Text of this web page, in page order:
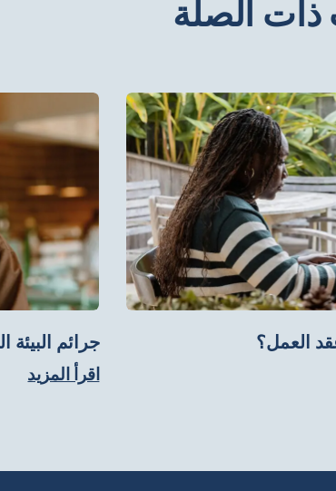
ذات الصلة
العمل؟ جرائم البيئة
اقرأ المزيد